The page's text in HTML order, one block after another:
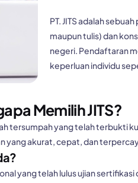
PT. JITS adalah
maupun tulis) dan
negeri. Pendaftaran
keperluan individu
Memilih JITS?
tersumpah yang telah terbukti
yang akurat, cepat, dan
yang telah lulus ujian